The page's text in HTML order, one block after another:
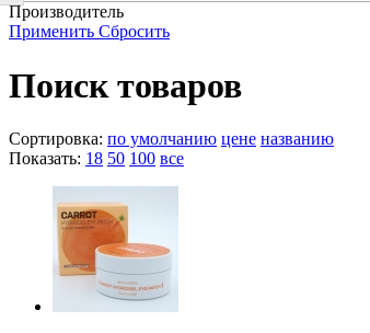
Производитель
Применить Сбросить
Поиск товаров
Сортировка: по умолчанию цене названию
Показать: 18 50 100 все